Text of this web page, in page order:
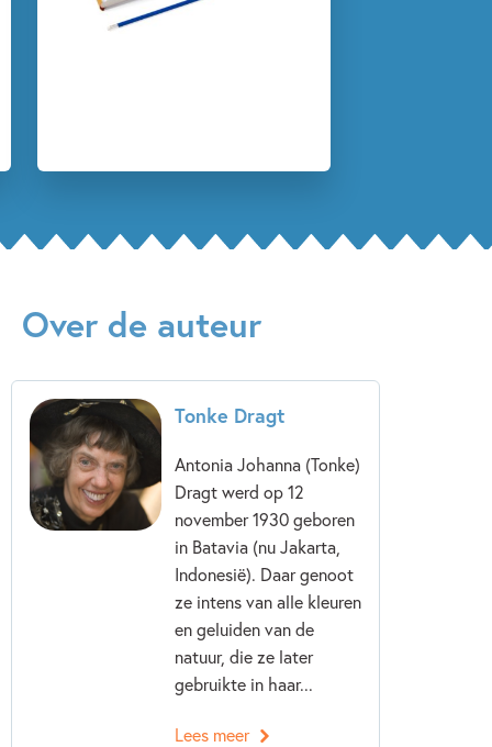
Over de auteur
Tonke Dragt
Antonia Johanna (Tonke)
Dragt werd op 12
november 1930 geboren
in Batavia (nu Jakarta,
Indonesië). Daar genoot
ze intens van alle kleuren
en geluiden van de
natuur, die ze later
gebruikte in haar...
Lees meer